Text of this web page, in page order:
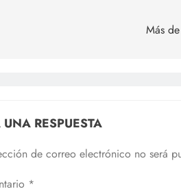
Más
UNA RESPUESTA
de correo electrónico no será
*